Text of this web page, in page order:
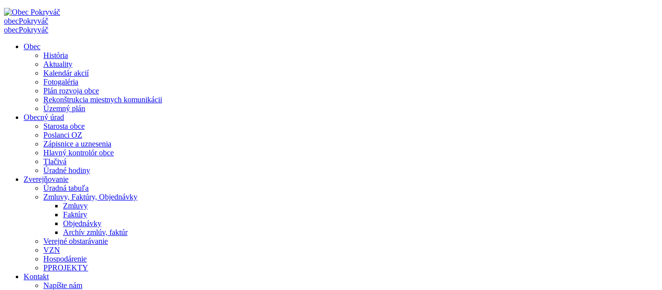
obecPokryváč
obecPokryváč
Obec
História
Aktuality
Kalendár akcií
Fotogaléria
Plán rozvoja obce
Rekonštrukcia miestnych komunikácii
Územný plán
Obecný úrad
Starosta obce
Poslanci OZ
Zápisnice a uznesenia
Hlavný kontrolór obce
Tlačivá
Úradné hodiny
Zverejňovanie
Úradná tabuľa
Zmluvy, Faktúry, Objednávky
Zmluvy
Faktúry
Objednávky
Archív zmlúv, faktúr
Verejné obstarávanie
VZN
Hospodárenie
PPROJEKTY
Kontakt
Napíšte nám